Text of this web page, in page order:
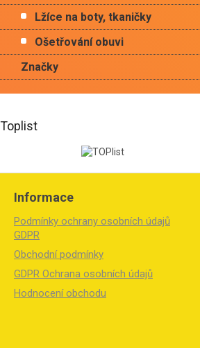
Lžíce na boty, tkaničky
Ošetřování obuvi
Značky
Toplist
Z
Informace
Podmínky ochrany osobních údajů
GDPR
Obchodní podmínky
GDPR Ochrana osobních údajů
Hodnocení obchodu